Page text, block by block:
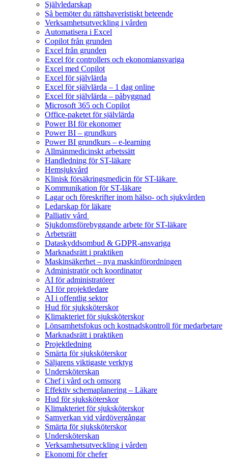
Självledarskap
Så bemöter du rättshaveristiskt beteende
Verksamhetsutveckling i vården
Automatisera i Excel
Copilot från grunden
Excel från grunden
Excel för controllers och ekonomiansvariga
Excel med Copilot
Excel för självlärda
Excel för självlärda – 1 dag online
Excel för självlärda – påbyggnad
Microsoft 365 och Copilot
Office-paketet för självlärda
Power BI för ekonomer
Power BI – grundkurs
Power BI grundkurs – e-learning
Allmänmedicinskt arbetssätt
Handledning för ST-läkare
Hemsjukvård
Klinisk försäkringsmedicin för ST-läkare
Kommunikation för ST-läkare
Lagar och föreskrifter inom hälso- och sjukvården
Ledarskap för läkare
Palliativ vård
Sjukdomsförebyggande arbete för ST-läkare
Arbetsrätt
Dataskyddsombud & GDPR-ansvariga
Marknadsrätt i praktiken
Maskinsäkerhet – nya maskinförordningen
Administratör och koordinator
AI för administratörer
AI för projektledare
AI i offentlig sektor
Hud för sjuksköterskor
Klimakteriet för sjuksköterskor
Lönsamhetsfokus och kostnadskontroll för medarbetare
Marknadsrätt i praktiken
Projektledning
Smärta för sjuksköterskor
Säljarens viktigaste verktyg
Undersköterskan
Chef i vård och omsorg
Effektiv schemaplanering – Läkare
Hud för sjuksköterskor
Klimakteriet för sjuksköterskor
Samverkan vid vårdövergångar
Smärta för sjuksköterskor
Undersköterskan
Verksamhetsutveckling i vården
Ekonomi för chefer